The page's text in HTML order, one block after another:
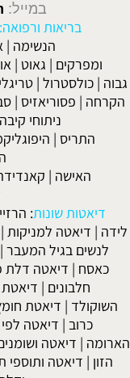
במייל:
בריאות ורפואה:
הנשימה |
ומפרקים | גאוט |
גבוה |כולסטרול |
הקרחה | פסוריאזיס |
ניתוחי
התריס |
האישה |
דיאטות שונות:
לידה | דיאטה למניקות |
לנשים בגיל המעבר |
כאסח | דיאטה דלת
חלבונים |
השוקולד | דיאטת
כרוב | דיאטה
הארומה | דיאטה
הזון | דיאטה ותוספי